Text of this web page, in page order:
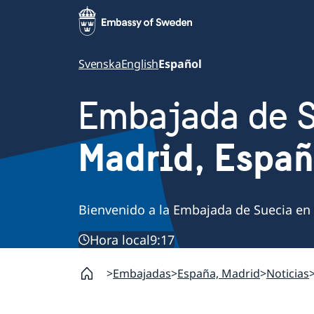
SvenskaEnglishEspañol
Embajada de
Madrid,
Bienvenido a la Embajada de Suecia
Hora local9:17
Embajadas España, Madrid Noticias